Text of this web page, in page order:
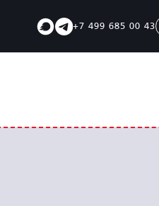
Telegram
SVK
Telegram+7 499 685 00 43